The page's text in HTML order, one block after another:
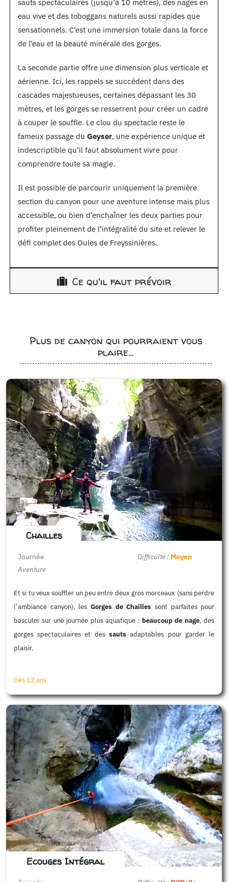
sauts spectaculaires (jusqu’à 10 mètres), des nages en
eau vive et des toboggans naturels aussi rapides que
sensationnels. C’est une immersion totale dans la force
de l’eau et la beauté minérale des gorges.
La seconde partie offre une dimension plus verticale et
aérienne. Ici, les rappels se succèdent dans des
cascades majestueuses, certaines dépassant les 30
mètres, et les gorges se resserrent pour créer un cadre
à couper le souffle. Le clou du spectacle reste le
fameux passage du Geyser, une expérience unique et
indescriptible qu’il faut absolument vivre pour
comprendre toute sa magie.
Il est possible de parcourir uniquement la première
section du canyon pour une aventure intense mais plus
accessible, ou bien d’enchaîner les deux parties pour
profiter pleinement de l’intégralité du site et relever le
défi complet des Oules de Freyssinières.
Ce qu'il faut prévoir
Plus de canyon qui pourraient vous
plaire…
Chailles
Journée
Aventure
Difficulté : Moyen
Et si tu veux souffler un peu entre deux gros morceaux (sans perdre
l’ambiance canyon), les Gorges de Chailles sont parfaites pour
basculer sur une journée plus aquatique : beaucoup de nage, des
gorges spectaculaires et des sauts adaptables pour garder le
plaisir.
Dès 12 ans
80 €
Ecouges Intégral